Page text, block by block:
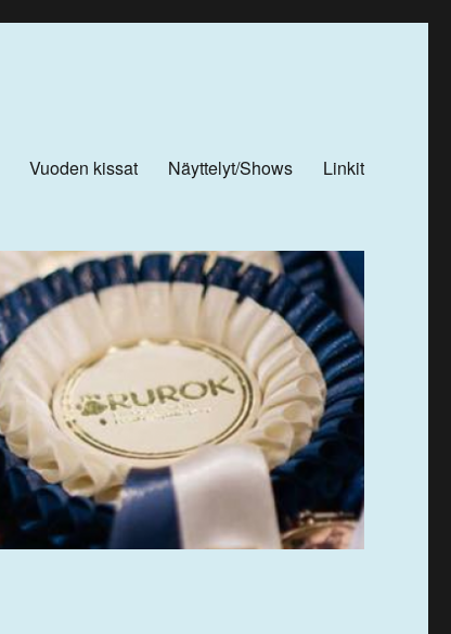
Vuoden kissat Näyttelyt/Shows Linkit